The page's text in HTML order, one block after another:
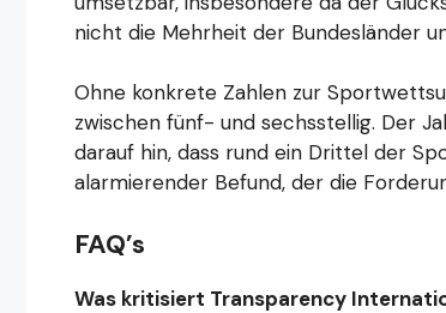
nicht die Mehrheit der Bundesländer
Ohne konkrete Zahlen zur
zwischen fünf- und sechsstellig. Der
darauf hin, dass rund ein Drittel der
alarmierender Befund, der die
FAQ’s
Was kritisiert Transparency